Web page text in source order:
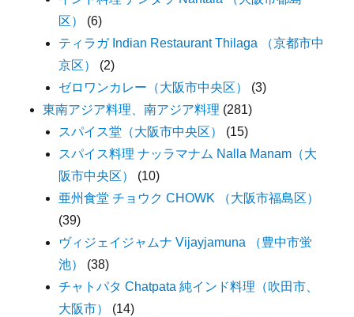
区）
(6)
ティラガ Indian Restaurant Thilaga （京都市中
京区）
(2)
ゼロワンカレー（大阪市中央区）
(3)
東南アジア料理、南アジア料理 (281)
スパイス堂（大阪市中央区）
(15)
スパイス料理 ナッラマナム Nalla Manam（大
阪市中央区）
(10)
亜州食堂 チョウク CHOWK （大阪市福島区）
(39)
ヴィジェイジャムナ Vijayjamuna （豊中市蛍
池）
(38)
チャトパタ Chatpata 純インド料理（吹田市、
大阪市）
(14)